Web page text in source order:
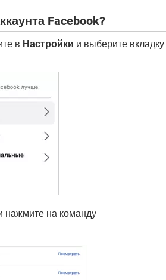
Facebook?
в Настройки и выберите вкладку
нажмите на команду